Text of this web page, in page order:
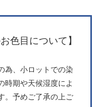
色目について】
為、小ロットでの染
時期や天候湿度によ
。予めご了承の上ご